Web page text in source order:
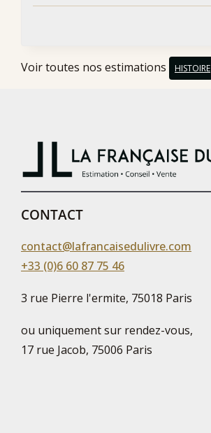
Voir toutes nos estimations HISTOIRE
CONTACT
contact@lafrancaisedulivre.com
+33 (0)6 60 87 75 46
3 rue Pierre l'ermite, 75018 Paris
ou uniquement sur rendez-vous,
17 rue Jacob, 75006 Paris